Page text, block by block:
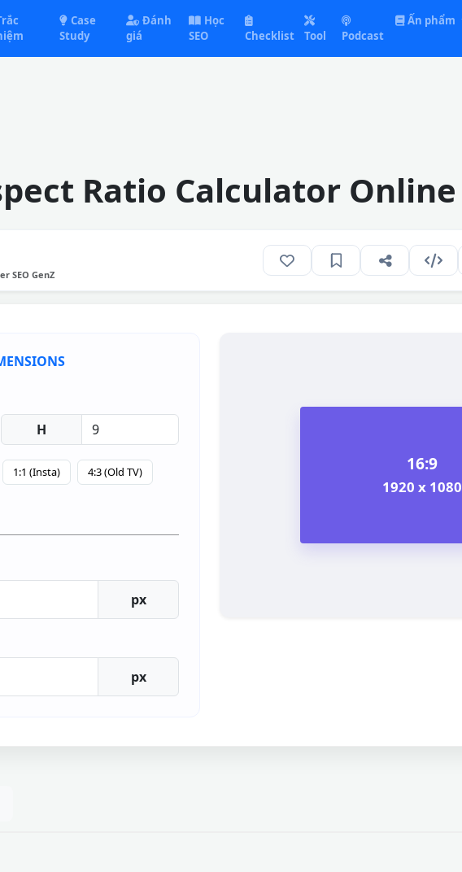
Case
Study
Đánh
giá
Học
SEO
Checklist Tool Podcast
Ấn phẩm
Ratio Calculator Online
SEO GenZ
H
1:1 (Insta)
4:3 (Old TV)
px
px
16:9
1920 x 1080